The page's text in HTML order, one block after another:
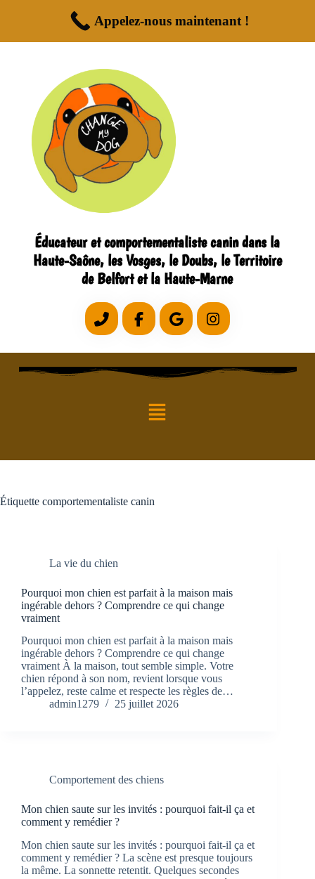
Éducateur et comportementaliste canin dans la
Haute-Saône, les Vosges, le Doubs, le Territoire
de Belfort et la Haute-Marne
Étiquette comportementaliste canin
La vie du chien
Pourquoi mon chien est parfait à la maison mais
ingérable dehors ? Comprendre ce qui change
vraiment
Pourquoi mon chien est parfait à la maison mais
ingérable dehors ? Comprendre ce qui change
vraiment À la maison, tout semble simple. Votre
chien répond à son nom, revient lorsque vous
l’appelez, reste calme et respecte les règles de…
admin1279
25 juillet 2026
Comportement des chiens
Mon chien saute sur les invités : pourquoi fait-il ça et
comment y remédier ?
Mon chien saute sur les invités : pourquoi fait-il ça et
comment y remédier ? La scène est presque toujours
la même. La sonnette retentit. Quelques secondes
Appelez-nous maintenant !